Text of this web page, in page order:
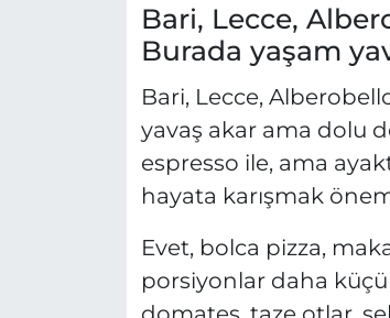
Bari, Lecce,
Burada yaşam
Bari, Lecce,
yavaş akar ama dolu
espresso ile, ama
hayata karışmak
Evet, bolca pizza,
porsiyonlar daha